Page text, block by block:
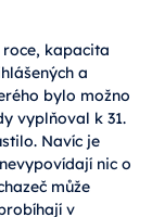
kapacita
a
bylo možno
vyplňoval k 31.
Navíc je
nic o
může
v